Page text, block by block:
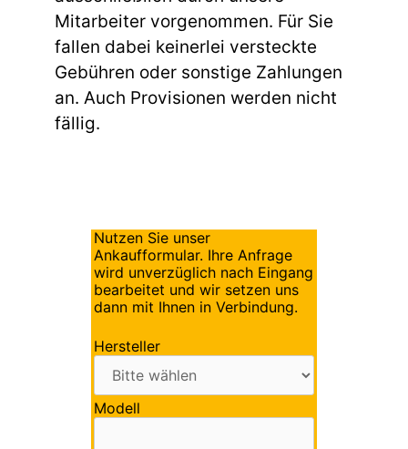
Mitarbeiter vorgenommen. Für Sie
fallen dabei keinerlei versteckte
Gebühren oder sonstige Zahlungen
an. Auch Provisionen werden nicht
fällig.
Nutzen Sie unser
Ankaufformular. Ihre Anfrage
wird unverzüglich nach Eingang
bearbeitet und wir setzen uns
dann mit Ihnen in Verbindung.
Hersteller
Modell